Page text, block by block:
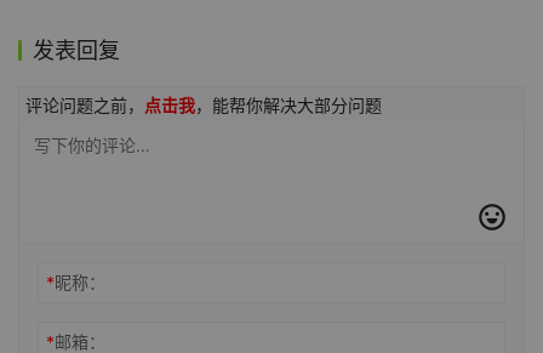
发表回复
评论问题之前， 点击我，能帮你解决大部分问题
*昵称：
*邮箱：